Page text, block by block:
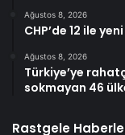
Ağustos 8, 2026
CHP’de 12 ile
Ağustos 8, 2026
Türkiye’ye
sokmayan 46
Rastgele